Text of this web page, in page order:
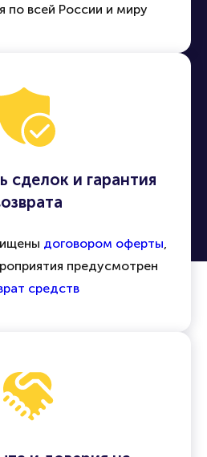
по всей России и миру
сделок и гарантия
договором оферты,
предусмотрен
средств